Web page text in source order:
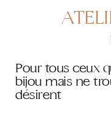
Pour tous ceux
bijou mais ne
désirent